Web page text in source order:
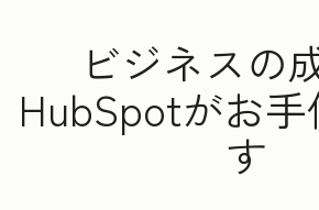
ビジネスの
HubSpotがお手
す